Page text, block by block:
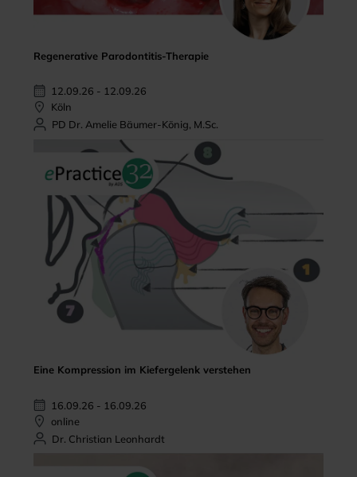
Regenerative Parodontitis-Therapie
12.09.26 - 12.09.26
Köln
PD Dr. Amelie Bäumer-König, M.Sc.
Eine Kompression im Kiefergelenk verstehen
16.09.26 - 16.09.26
online
Dr. Christian Leonhardt